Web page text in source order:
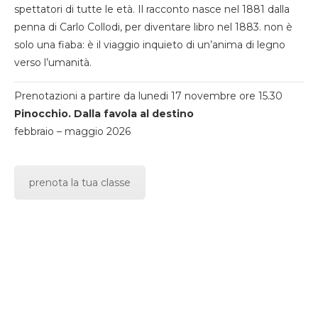
spettatori di tutte le età. Il racconto nasce nel 1881 dalla
penna di Carlo Collodi, per diventare libro nel 1883. non è
solo una fiaba: è il viaggio inquieto di un’anima di legno
verso l’umanità.
Prenotazioni a partire da lunedi 17 novembre ore 15.30
Pinocchio. Dalla favola al destino
febbraio – maggio 2026
prenota la tua classe